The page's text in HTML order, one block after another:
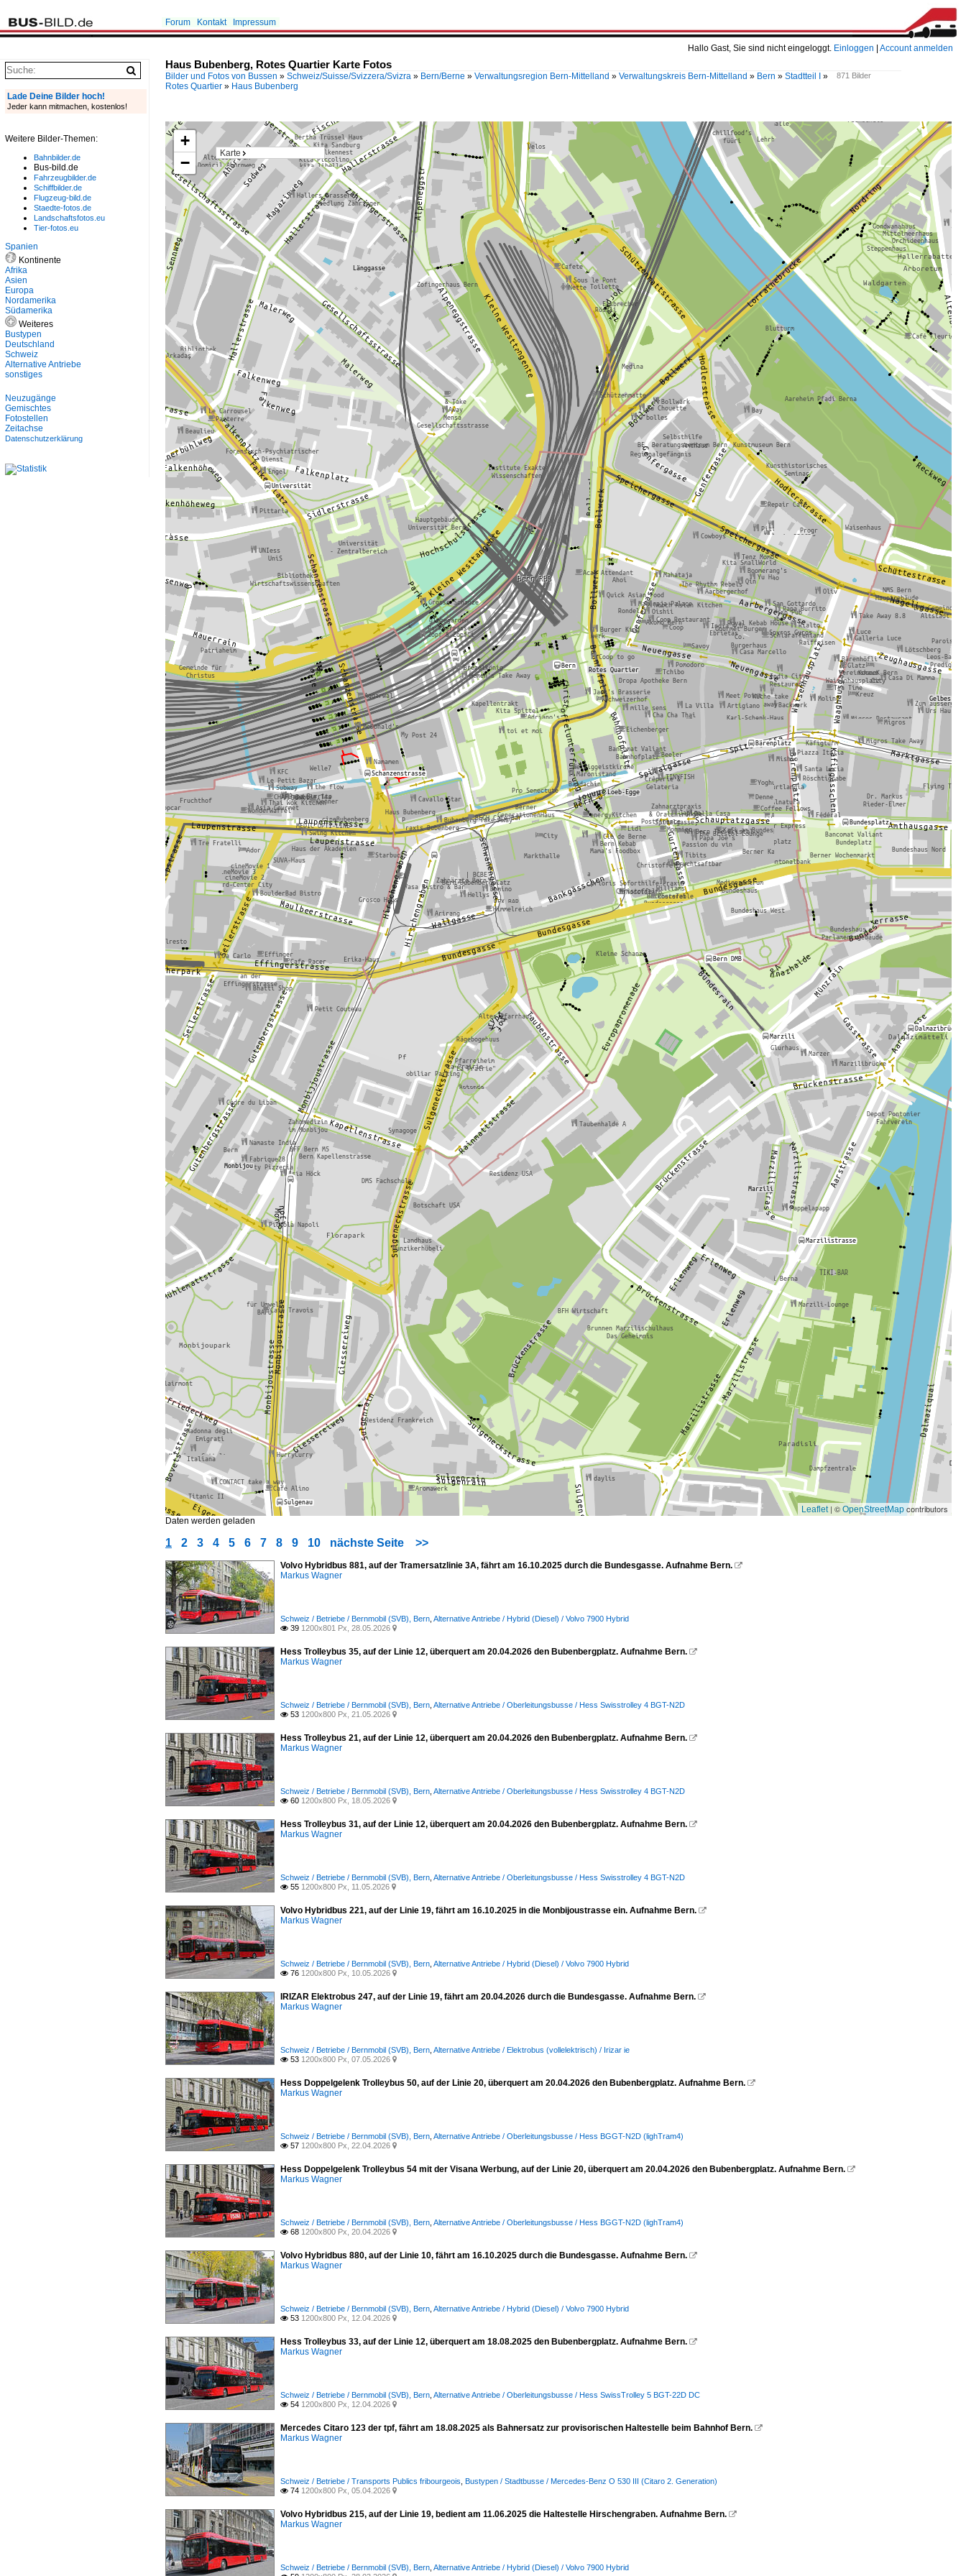
Hallo Gast, Sie sind nicht eingeloggt. Einloggen Account anmelden
Forum Kontakt Impressum
Haus Bubenberg, Rotes Quartier Karte Fotos
871 Bilder
Bilder und Fotos von Bussen » Schweiz/Suisse/Svizzera/Svizra » Bern/Berne » Verwaltungsregion Bern-Mittelland » Verwaltungskreis Bern-Mittelland » Bern » Stadtteil I
»
Rotes Quartier » Haus Bubenberg
Karte
+
−
Leaflet | © OpenStreetMap contributors
Daten werden geladen
1 2 3 4 5 6 7 8 9 10 nächste Seite >>
Volvo Hybridbus 881, auf der Tramersatzlinie 3A, fährt am 16.10.2025 durch die Bundesgasse. Aufnahme Bern. 
Markus Wagner
Schweiz / Betriebe / Bernmobil (SVB), Bern Alternative Antriebe / Hybrid (Diesel) / Volvo 7900 Hybrid
 39 1200x801 Px, 28.05.2026 
Hess Trolleybus 35, auf der Linie 12, überquert am 20.04.2026 den Bubenbergplatz. Aufnahme Bern. 
Markus Wagner
Schweiz / Betriebe / Bernmobil (SVB), Bern Alternative Antriebe / Oberleitungsbusse / Hess Swisstrolley 4 BGT-N2D
 53 1200x800 Px, 21.05.2026 
Hess Trolleybus 21, auf der Linie 12, überquert am 20.04.2026 den Bubenbergplatz. Aufnahme Bern. 
Markus Wagner
Schweiz / Betriebe / Bernmobil (SVB), Bern Alternative Antriebe / Oberleitungsbusse / Hess Swisstrolley 4 BGT-N2D
 60 1200x800 Px, 18.05.2026 
Hess Trolleybus 31, auf der Linie 12, überquert am 20.04.2026 den Bubenbergplatz. Aufnahme Bern. 
Markus Wagner
Schweiz / Betriebe / Bernmobil (SVB), Bern Alternative Antriebe / Oberleitungsbusse / Hess Swisstrolley 4 BGT-N2D
 55 1200x800 Px, 11.05.2026 
Volvo Hybridbus 221, auf der Linie 19, fährt am 16.10.2025 in die Monbijoustrasse ein. Aufnahme Bern. 
Markus Wagner
Schweiz / Betriebe / Bernmobil (SVB), Bern Alternative Antriebe / Hybrid (Diesel) / Volvo 7900 Hybrid
 76 1200x800 Px, 10.05.2026 
IRIZAR Elektrobus 247, auf der Linie 19, fährt am 20.04.2026 durch die Bundesgasse. Aufnahme Bern. 
Markus Wagner
Schweiz / Betriebe / Bernmobil (SVB), Bern Alternative Antriebe / Elektrobus (vollelektrisch) / Irizar ie
 53 1200x800 Px, 07.05.2026 
Hess Doppelgelenk Trolleybus 50, auf der Linie 20, überquert am 20.04.2026 den Bubenbergplatz. Aufnahme Bern. 
Markus Wagner
Schweiz / Betriebe / Bernmobil (SVB), Bern Alternative Antriebe / Oberleitungsbusse / Hess BGGT-N2D (lighTram4)
 57 1200x800 Px, 22.04.2026 
Hess Doppelgelenk Trolleybus 54 mit der Visana Werbung, auf der Linie 20, überquert am 20.04.2026 den Bubenbergplatz. Aufnahme Bern. 
Markus Wagner
Schweiz / Betriebe / Bernmobil (SVB), Bern Alternative Antriebe / Oberleitungsbusse / Hess BGGT-N2D (lighTram4)
 68 1200x800 Px, 20.04.2026 
Volvo Hybridbus 880, auf der Linie 10, fährt am 16.10.2025 durch die Bundesgasse. Aufnahme Bern. 
Markus Wagner
Schweiz / Betriebe / Bernmobil (SVB), Bern Alternative Antriebe / Hybrid (Diesel) / Volvo 7900 Hybrid
 53 1200x800 Px, 12.04.2026 
Hess Trolleybus 33, auf der Linie 12, überquert am 18.08.2025 den Bubenbergplatz. Aufnahme Bern. 
Markus Wagner
Schweiz / Betriebe / Bernmobil (SVB), Bern Alternative Antriebe / Oberleitungsbusse / Hess SwissTrolley 5 BGT-22D DC
 54 1200x800 Px, 12.04.2026 
Mercedes Citaro 123 der tpf, fährt am 18.08.2025 als Bahnersatz zur provisorischen Haltestelle beim Bahnhof Bern. 
Markus Wagner
Schweiz / Betriebe / Transports Publics fribourgeois Bustypen / Stadtbusse / Mercedes-Benz O 530 III (Citaro 2. Generation)
 74 1200x800 Px, 05.04.2026 
Volvo Hybridbus 215, auf der Linie 19, bedient am 11.06.2025 die Haltestelle Hirschengraben. Aufnahme Bern. 
Markus Wagner
Schweiz / Betriebe / Bernmobil (SVB), Bern Alternative Antriebe / Hybrid (Diesel) / Volvo 7900 Hybrid
Lade Deine Bilder hoch!
Jeder kann mitmachen, kostenlos!
Weitere Bilder-Themen:
Bahnbilder.de
Bus-bild.de
Fahrzeugbilder.de
Schiffbilder.de
Flugzeug-bild.de
Staedte-fotos.de
Landschaftsfotos.eu
Tier-fotos.eu
Spanien
Kontinente
Afrika
Asien
Europa
Nordamerika
Südamerika
Weiteres
Bustypen
Deutschland
Schweiz
Alternative Antriebe
sonstiges
Neuzugänge
Gemischtes
Fotostellen
Zeitachse
Datenschutzerklärung